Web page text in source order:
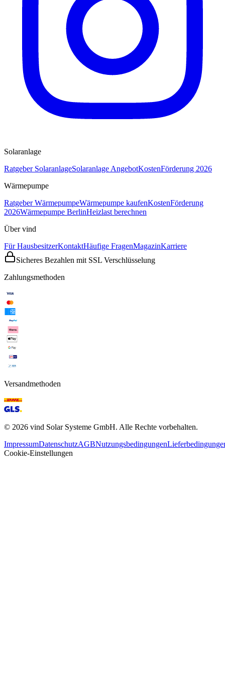
Solaranlage
Ratgeber SolaranlageSolaranlage AngebotKostenFörderung 2026
Wärmepumpe
Ratgeber WärmepumpeWärmepumpe kaufenKostenFörderung
2026Wärmepumpe BerlinHeizlast berechnen
Über vind
Für HausbesitzerKontaktHäufige FragenMagazinKarriere
Sicheres Bezahlen mit SSL Verschlüsselung
Zahlungsmethoden
Versandmethoden
© 2026 vind Solar Systeme GmbH. Alle Rechte vorbehalten.
ImpressumDatenschutzAGBNutzungsbedingungen
Cookie-Einstellungen